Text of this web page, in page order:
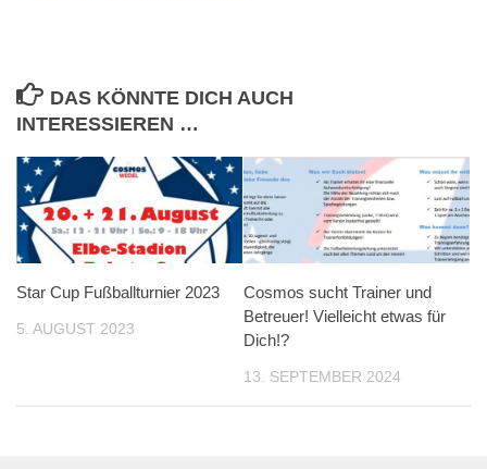
DAS KÖNNTE DICH AUCH
INTERESSIEREN …
Star Cup Fußballturnier 2023
5. AUGUST 2023
Cosmos sucht Trainer und
Betreuer! Vielleicht etwas für
Dich!?
13. SEPTEMBER 2024